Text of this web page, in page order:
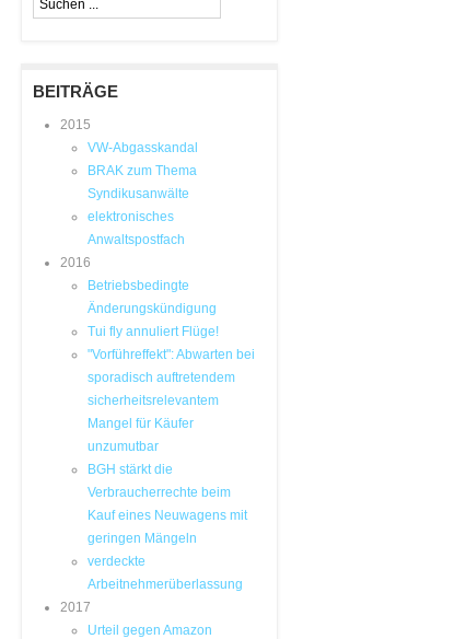
BEITRÄGE
2015
VW-Abgasskandal
BRAK zum Thema
Syndikusanwälte
elektronisches
Anwaltspostfach
2016
Betriebsbedingte
Änderungskündigung
Tui fly annuliert Flüge!
"Vorführeffekt": Abwarten bei
sporadisch auftretendem
sicherheits­relevantem
Mangel für Käufer
unzumutbar
BGH stärkt die
Verbraucherrechte beim
Kauf eines Neuwagens mit
geringen Mängeln
verdeckte
Arbeitnehmerüberlassung
2017
Urteil gegen Amazon